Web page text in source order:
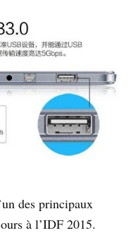
des principaux
à l’IDF 2015.